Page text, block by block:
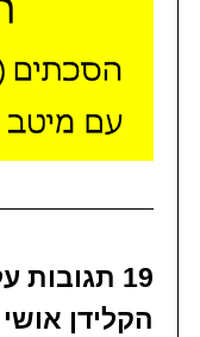
19
הקלידן